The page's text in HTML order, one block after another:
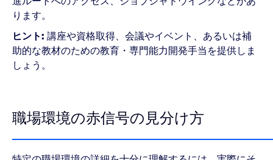
ります。
ヒント: 講座や資格取得、会議やイベント、あるいは補
助的な教材のための教育・専門能力開発手当を提供しま
しょう。
職場環境の赤信号の見分け方